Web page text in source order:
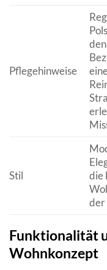
Pflegehinweise
Stil
die
der
Funktionalität
Wohnkonzept